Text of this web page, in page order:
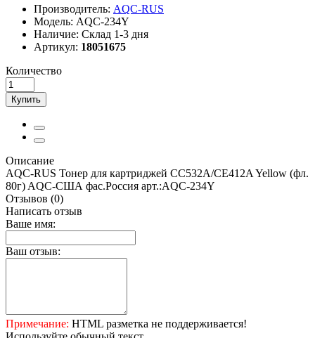
Производитель: AQC-RUS
Модель: AQC-234Y
Наличие: Склад 1-3 дня
Артикул: 18051675
Количество
Купить
Описание
AQC-RUS Тонер для картриджей CC532A/CE412A Yellow (фл.
80г) AQC-США фас.Россия арт.:AQC-234Y
Отзывов (0)
Написать отзыв
Ваше имя:
Ваш отзыв:
Примечание: HTML разметка не поддерживается!